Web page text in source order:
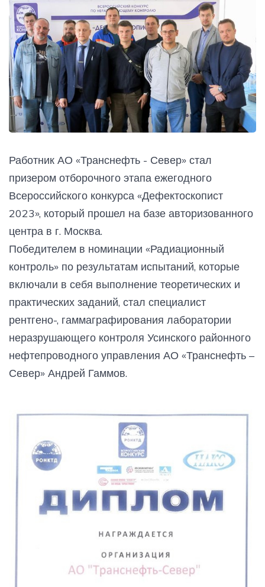
Работник АО «Транснефть - Север» стал
призером отборочного этапа ежегодного
Всероссийского конкурса «Дефектоскопист
2023», который прошел на базе авторизованного
центра в г. Москва.
Победителем в номинации «Радиационный
контроль» по результатам испытаний, которые
включали в себя выполнение теоретических и
практических заданий, стал специалист
рентгено-, гаммаграфирования лаборатории
неразрушающего контроля Усинского районного
нефтепроводного управления АО «Транснефть –
Север» Андрей Гаммов.